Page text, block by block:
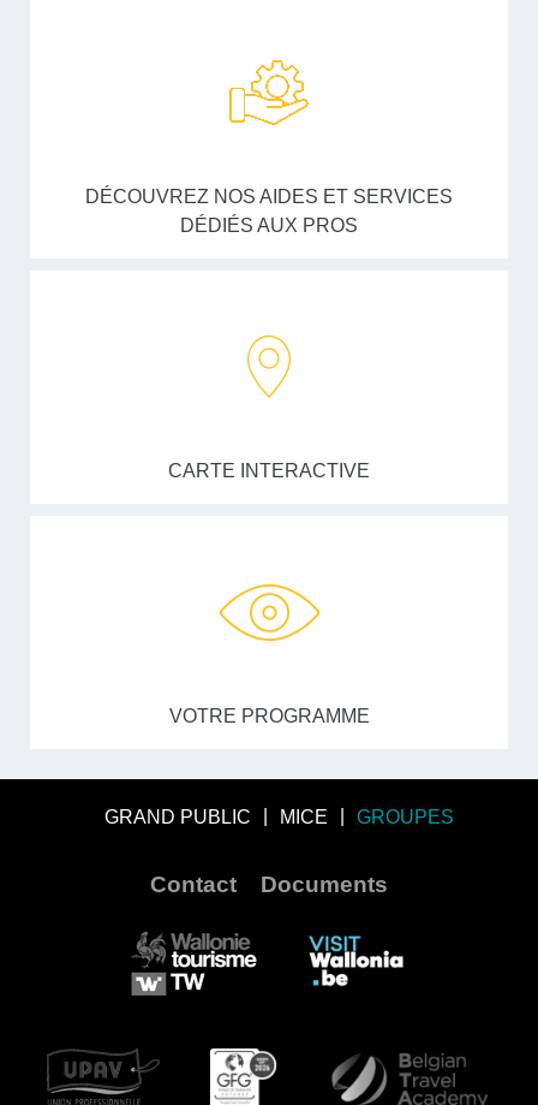
DÉCOUVREZ NOS AIDES ET SERVICES
DÉDIÉS AUX PROS
CARTE INTERACTIVE
VOTRE PROGRAMME
GRAND PUBLIC MICE GROUPES
Contact Documents